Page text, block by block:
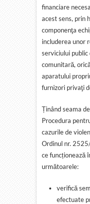
financiare
acest sens, prin
componenţa
includerea unor
serviciului
comunitară,
aparatului
furnizori privaţi
Ținând seama
Procedura
cazurile de
Ordinul nr.
ce funcționează
următoarele:
verifică
efectuate